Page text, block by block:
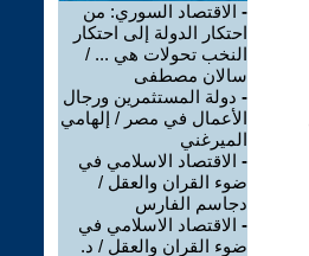
- الاقتصاد السوري: من
احتكار الدولة إلى احتكار
النخب تحولات هي ... /
سالان مصطفى
- دولة المستثمرين ورجال
الأعمال في مصر / إلهامي
الميرغني
- الاقتصاد الاسلامي في
ضوء القران والعقل /
دجاسم الفارس
- الاقتصاد الاسلامي في
ضوء القران والعقل / د.